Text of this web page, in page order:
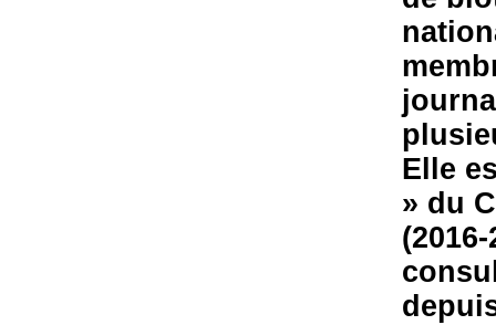
Elle
» du